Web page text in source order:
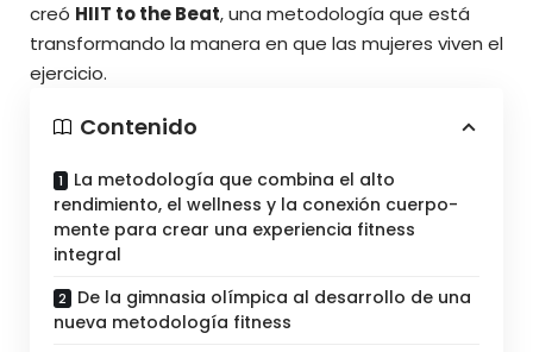
creó HIIT to the Beat, una metodología que está
transformando la manera en que las mujeres viven el
ejercicio.
Contenido
La metodología que combina el alto
rendimiento, el wellness y la conexión cuerpo-
mente para crear una experiencia fitness
integral
De la gimnasia olímpica al desarrollo de una
nueva metodología fitness